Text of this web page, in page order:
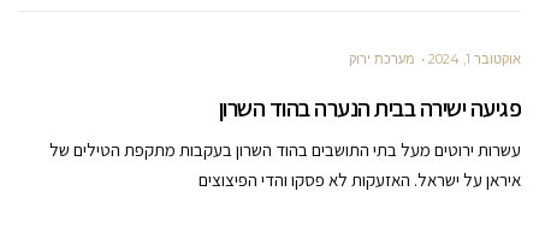
אוקטובר 1, 2024 מערכת ירוק
פגיעה ישירה בבית הנערה בהוד השרון
עשרות ירוטים מעל בתי התושבים בהוד השרון בעקבות מתקפת הטילים של
איראן על ישראל. האזעקות לא פסקו והדי הפיצוצים